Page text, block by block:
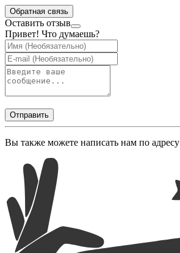
Обратная связь
Оставить отзыв
Привет! Что думаешь?
Отправить
Вы также можете написать нам по адресу